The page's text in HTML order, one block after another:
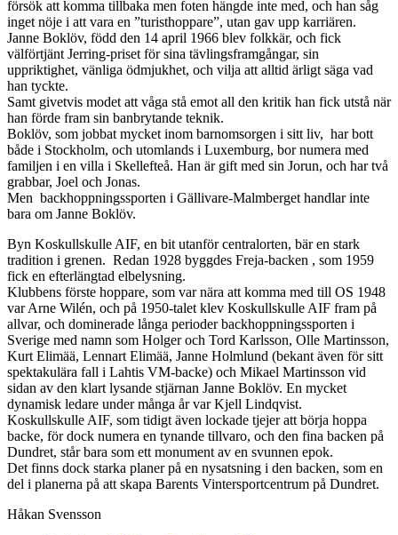
försök att komma tillbaka men foten hängde inte med, och han såg
inget nöje i att vara en ”turisthoppare”, utan gav upp karriären.
Janne Boklöv, född den 14 april 1966 blev folkkär, och fick
välförtjänt Jerring-priset för sina tävlingsframgångar, sin
uppriktighet, vänliga ödmjukhet, och vilja att alltid ärligt säga vad
han tyckte.
Samt givetvis modet att våga stå emot all den kritik han fick utstå när
han förde fram sin banbrytande teknik.
Boklöv, som jobbat mycket inom barnomsorgen i sitt liv, har bott
både i Stockholm, och utomlands i Luxemburg, bor numera med
familjen i en villa i Skellefteå. Han är gift med sin Jorun, och har två
grabbar, Joel och Jonas.
Men backhoppningssporten i Gällivare-Malmberget handlar inte
bara om Janne Boklöv.
Byn Koskullskulle AIF, en bit utanför centralorten, bär en stark
tradition i grenen. Redan 1928 byggdes Freja-backen , som 1959
fick en efterlängtad elbelysning.
Klubbens förste hoppare, som var nära att komma med till OS 1948
var Arne Wilén, och på 1950-talet klev Koskullskulle AIF fram på
allvar, och dominerade långa perioder backhoppningssporten i
Sverige med namn som Holger och Tord Karlsson, Olle Martinsson,
Kurt Elimää, Lennart Elimää, Janne Holmlund (bekant även för sitt
spektakulära fall i Lahtis VM-backe) och Mikael Martinsson vid
sidan av den klart lysande stjärnan Janne Boklöv. En mycket
dynamisk ledare under många år var Kjell Lindqvist.
Koskullskulle AIF, som tidigt även lockade tjejer att börja hoppa
backe, för dock numera en tynande tillvaro, och den fina backen på
Dundret, står bara som ett monument av en svunnen epok.
Det finns dock starka planer på en nysatsning i den backen, som en
del i planerna på att skapa Barents Vintersportcentrum på Dundret.
Håkan Svensson